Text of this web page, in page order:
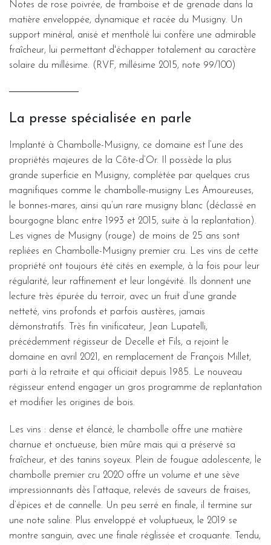
Notes de rose poivrée, de framboise et de grenade dans la
matière enveloppée, dynamique et racée du Musigny. Un
support minéral, anisé et mentholé lui confère une admirable
fraîcheur, lui permettant d'échapper totalement au caractère
solaire du millésime. (RVF, millésime 2015, note 99/100)
La presse spécialisée en parle
Implanté à Chambolle-Musigny, ce domaine est l’une des
propriétés majeures de la Côte-d’Or. Il possède la plus
grande superficie en Musigny, complétée par quelques crus
magnifiques comme le chambolle-musigny Les Amoureuses,
le bonnes-mares, ainsi qu’un rare musigny blanc (déclassé en
bourgogne blanc entre 1993 et 2015, suite à la replantation).
Les vignes de Musigny (rouge) de moins de 25 ans sont
repliées en Chambolle-Musigny premier cru. Les vins de cette
propriété ont toujours été cités en exemple, à la fois pour leur
régularité, leur raffinement et leur longévité. Ils donnent une
lecture très épurée du terroir, avec un fruit d’une grande
netteté, vins profonds et parfois austères, jamais
démonstratifs. Très fin vinificateur, Jean Lupatelli,
précédemment régisseur de Decelle et Fils, a rejoint le
domaine en avril 2021, en remplacement de François Millet,
parti à la retraite et qui officiait depuis 1985. Le nouveau
régisseur entend engager un gros programme de replantation
et modifier les origines de bois.
Les vins : dense et élancé, le chambolle offre une matière
charnue et onctueuse, bien mûre mais qui a préservé sa
fraîcheur, et des tanins soyeux. Plein de fougue adolescente, le
chambolle premier cru 2020 offre un volume et une sève
impressionnants dès l’attaque, relevés de saveurs de fraises,
d’épices et de cannelle. Un peu serré en finale, il termine sur
une note saline. Plus enveloppé et voluptueux, le 2019 se
montre sanguin, avec une finale réglissée et croquante. Tendu,